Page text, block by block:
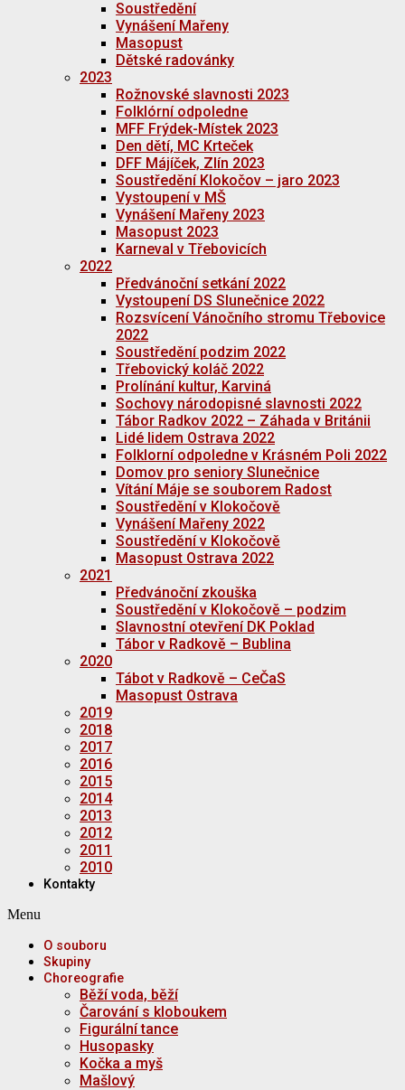
Soustředění
Vynášení Mařeny
Masopust
Dětské radovánky
2023
Rožnovské slavnosti 2023
Folklórní odpoledne
MFF Frýdek-Místek 2023
Den dětí, MC Krteček
DFF Májíček, Zlín 2023
Soustředění Klokočov – jaro 2023
Vystoupení v MŠ
Vynášení Mařeny 2023
Masopust 2023
Karneval v Třebovicích
2022
Předvánoční setkání 2022
Vystoupení DS Slunečnice 2022
Rozsvícení Vánočního stromu Třebovice
2022
Soustředění podzim 2022
Třebovický koláč 2022
Prolínání kultur, Karviná
Sochovy národopisné slavnosti 2022
Tábor Radkov 2022 – Záhada v Británii
Lidé lidem Ostrava 2022
Folklorní odpoledne v Krásném Poli 2022
Domov pro seniory Slunečnice
Vítání Máje se souborem Radost
Soustředění v Klokočově
Vynášení Mařeny 2022
Soustředění v Klokočově
Masopust Ostrava 2022
2021
Předvánoční zkouška
Soustředění v Klokočově – podzim
Slavnostní otevření DK Poklad
Tábor v Radkově – Bublina
2020
Tábot v Radkově – CeČaS
Masopust Ostrava
2019
2018
2017
2016
2015
2014
2013
2012
2011
2010
Kontakty
Menu
O souboru
Skupiny
Choreografie
Běží voda, běží
Čarování s kloboukem
Figurální tance
Husopasky
Kočka a myš
Mašlový